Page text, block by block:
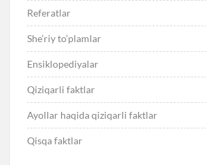
Referatlar
She’riy to’plamlar
Ensiklopediyalar
Qiziqarli faktlar
Ayollar haqida qiziqarli faktlar
Qisqa faktlar